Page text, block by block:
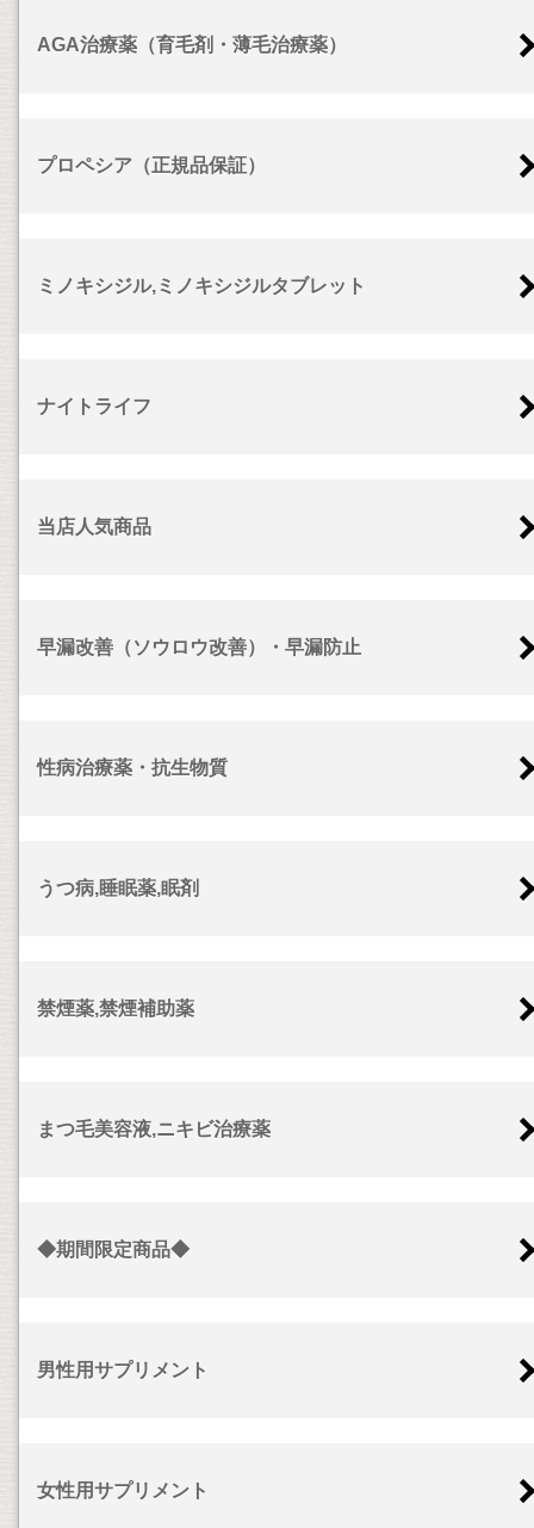
AGA治療薬（育毛剤・薄毛治療薬）
プロペシア（正規品保証）
ミノキシジル,ミノキシジルタブレット
ナイトライフ
当店人気商品
早漏改善（ソウロウ改善）・早漏防止
性病治療薬・抗生物質
うつ病,睡眠薬,眠剤
禁煙薬,禁煙補助薬
まつ毛美容液,ニキビ治療薬
◆期間限定商品◆
男性用サプリメント
女性用サプリメント